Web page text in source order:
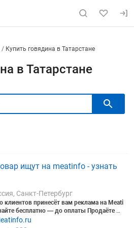
Купить говядина в Татарстане
в Татарстане
ищут на meatinfo - узнать
Санкт-Петербург
клиентов принесёт вам реклама на Meati
бесплатно — до оплаты Продаёте м
или скот оптом? Прежде чем